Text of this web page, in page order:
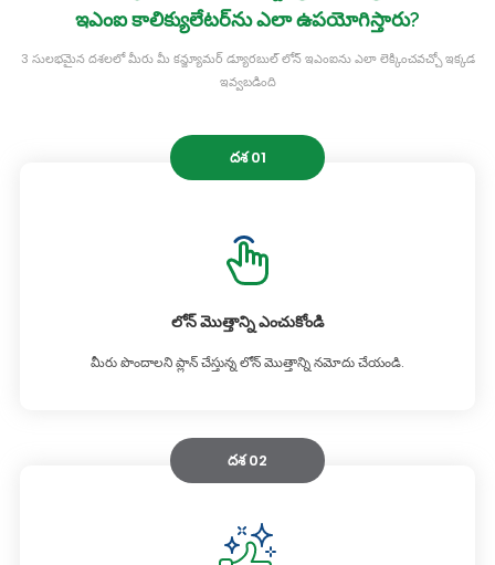
ఇఎంఐ కాలిక్యులేటర్‌ను ఎలా ఉపయోగిస్తారు?
3 సులభమైన దశలలో మీరు మీ కన్జ్యూమర్ డ్యూరబుల్ లోన్ ఇఎంఐను ఎలా లెక్కించవచ్చో ఇక్కడ
ఇవ్వబడింది
దశ 01
లోన్ మొత్తాన్ని ఎంచుకోండి
మీరు పొందాలని ప్లాన్ చేస్తున్న లోన్ మొత్తాన్ని నమోదు చేయండి.
దశ 02